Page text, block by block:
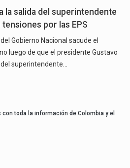
la salida del superintendente
por las EPS
Gobierno Nacional sacude el
luego de que el presidente Gustavo
superintendente…
toda la información de Colombia y el